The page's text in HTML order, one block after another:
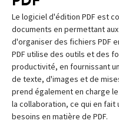
Le logiciel d'édition PDF est
documents en permettant
d'organiser des fichiers PDF
PDF utilise des outils et des
productivité, en fournissant
de texte, d'images et de
prend également en charge
la collaboration, ce qui en
besoins en matière de PDF.